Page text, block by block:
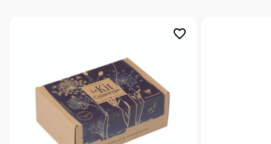
favorite_border